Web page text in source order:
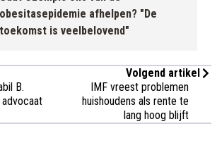
obesitasepidemie afhelpen? "De
toekomst is veelbelovend"
B.
Volgend artikel
IMF vreest problemen
huishoudens als rente te
lang hoog blijft